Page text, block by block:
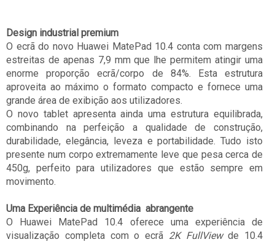
Design industrial premium
O ecrã do novo Huawei MatePad 10.4 conta com margens
estreitas de apenas 7,9 mm que lhe permitem atingir uma
enorme proporção ecrã/corpo de 84%. Esta estrutura
aproveita ao máximo o formato compacto e fornece uma
grande área de exibição aos utilizadores.
O novo tablet apresenta ainda uma estrutura equilibrada,
combinando na perfeição a qualidade de construção,
durabilidade, elegância, leveza e portabilidade. Tudo isto
presente num corpo extremamente leve que pesa cerca de
450g, perfeito para utilizadores que estão sempre em
movimento.
Uma Experiência de multimédia abrangente
O Huawei MatePad 10.4 oferece uma experiência de
visualização completa com o ecrã 2K FullViewde 10.4